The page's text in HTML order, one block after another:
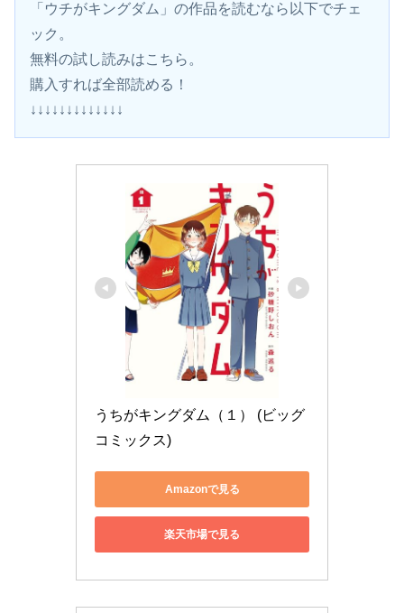
「ウチがキングダム」の作品を読むなら以下でチェ
ック。
無料の試し読みはこちら。
購入すれば全部読める！
↓↓↓↓↓↓↓↓↓↓↓↓↓
うちがキングダム（１） (ビッグ
コミックス)
Amazonで見る
楽天市場で見る